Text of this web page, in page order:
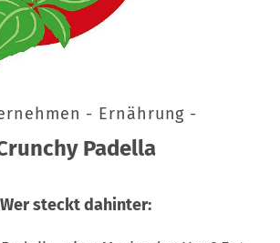
- Ernährung -
Padella
Wer steckt dahinter: